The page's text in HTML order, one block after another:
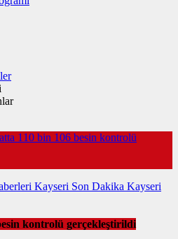
110 bin 106 besin kontrolü
Kayseri Son Dakika Kayseri
kontrolü gerçekleştirildi